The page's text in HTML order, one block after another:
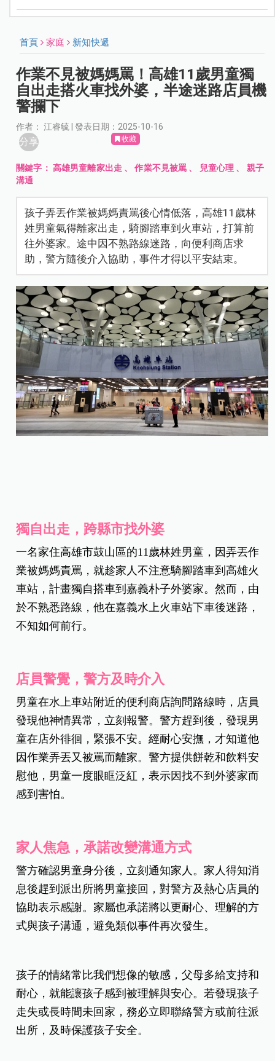
首頁 家庭 新知快遞
作業不見被媽媽罵！高雄11歲男童獨
自出走搭火車找外婆，半途迷路店員機
警攔下
作者： 江睿毓 | 發表日期：2025-10-16
分享 收藏
關鍵字： 高雄男童離家出走 、作業不見被罵 、 兒童心理 、 親子
溝通
孩子弄丟作業被媽媽責罵後心情低落，高雄11歲林
姓男童氣得離家出走，騎腳踏車到火車站，打算前
往外婆家。途中因不熟路線迷路，向便利商店求
助，警方隨後介入協助，事件才得以平安結束。
獨自出走，跨縣市找外婆
一名家住高雄市鼓山區的11歲林姓男童，因弄丟作
業被媽媽責罵，就趁家人不注意騎腳踏車到高雄火
車站，計畫獨自搭車到嘉義朴子外婆家。然而，由
於不熟悉路線，他在嘉義水上火車站下車後迷路，
不知如何前行。
店員警覺，警方及時介入
男童在水上車站附近的便利商店詢問路線時，店員
發現他神情異常，立刻報警。警方趕到後，發現男
童在店外徘徊，緊張不安。經耐心安撫，才知道他
因作業弄丟又被罵而離家。警方提供餅乾和飲料安
慰他，男童一度眼眶泛紅，表示因找不到外婆家而
感到害怕。
家人焦急，承諾改變溝通方式
警方確認男童身分後，立刻通知家人。家人得知消
息後趕到派出所將男童接回，對警方及熱心店員的
協助表示感謝。家屬也承諾將以更耐心、理解的方
式與孩子溝通，避免類似事件再次發生。
孩子的情緒常比我們想像的敏感，父母多給支持和
耐心，就能讓孩子感到被理解與安心。若發現孩子
走失或長時間未回家，務必立即聯絡警方或前往派
出所，及時保護孩子安全。